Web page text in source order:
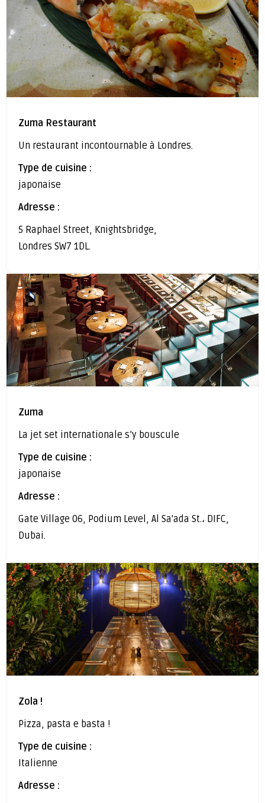
Zuma Restaurant
Un restaurant incontournable à Londres.
Type de cuisine :
japonaise
Adresse :
5 Raphael Street, Knightsbridge,
Londres SW7 1DL.
Zuma
La jet set internationale s’y bouscule
Type de cuisine :
japonaise
Adresse :
Gate Village 06, Podium Level, Al Sa'ada St.، DIFC,
Dubai.
Zola !
Pizza, pasta e basta !
Type de cuisine :
Italienne
Adresse :